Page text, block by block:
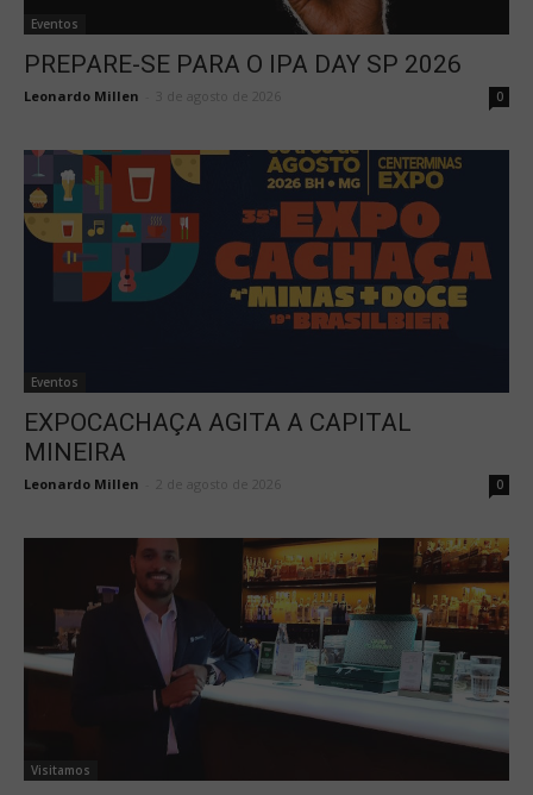
Eventos
PREPARE-SE PARA O IPA DAY SP 2026
Leonardo Millen 3 de agosto de 2026 0
Eventos
EXPOCACHAÇA AGITA A CAPITAL
MINEIRA
Leonardo Millen 2 de agosto de 2026 0
Visitamos